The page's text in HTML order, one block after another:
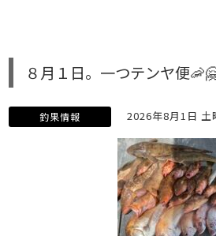
８月１日。一つテンヤ便
釣果情報 2026年8月1日 土